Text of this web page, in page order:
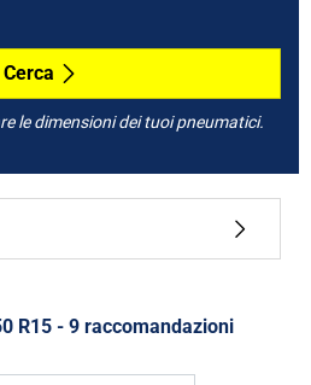
Cerca
le dimensioni dei tuoi pneumatici.
R15 - 9 raccomandazioni